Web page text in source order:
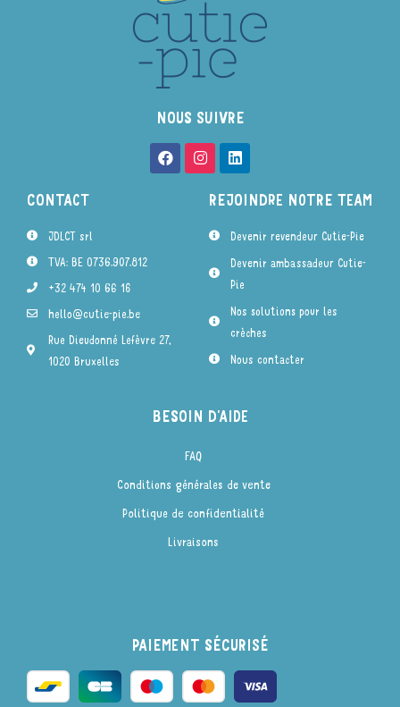
NOUS SUIVRE
CONTACT
JDLCT srl
TVA: BE 0736.907.812
+32 474 10 66 16
hello@cutie-pie.be
Rue Dieudonné Lefèvre 27,
1020 Bruxelles
REJOINDRE NOTRE TEAM
Devenir revendeur Cutie-Pie
Devenir ambassadeur Cutie-
Pie
Nos solutions pour les
crèches
Nous contacter
BESOIN D'AIDE
FAQ
Conditions générales de vente
Politique de confidentialité
Livraisons
PAIEMENT SÉCURISÉ